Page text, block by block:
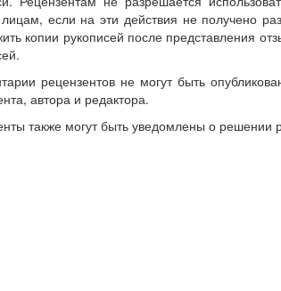
если на эти действия не получено
копии рукописей после представления
рецензентов не могут быть
автора и редактора.
также могут быть уведомлены о решении